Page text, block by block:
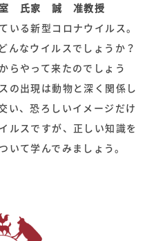
室 氏家 誠 准教授
いる新型コロナウイルス。
んなウイルスでしょうか？
らやって来たのでしょう
の出現は動物と深く関係し
い、恐ろしいイメージだけ
ルスですが、正しい知識を
て学んでみましょう。